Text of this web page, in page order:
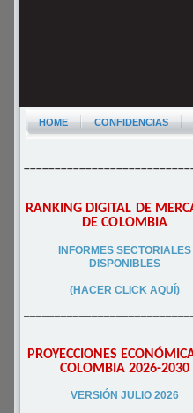
HOME CONFIDENCIAS
RANKING DIGITAL DE
DE COLOMBIA
INFORMES SECTORIALES
DISPONIBLES
(HACER CLICK AQUÍ)
PROYECCIONES
COLOMBIA 2026-2030
VERSIÓN JULIO 2026